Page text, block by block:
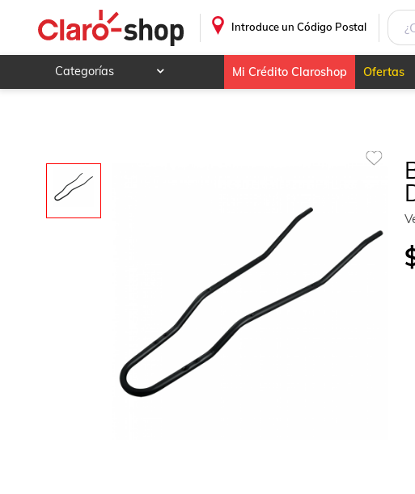
Introduce un Código Postal
Categorías
Hogar y jardín
Deportes y ocio
Salud, belleza y cuidado personal
Libros, revistas y comics
Películas, series de tv y música
Mi Crédito Claroshop Ofertas
Bastidor Para Cerretilla Maxtool De 4.5, 5 y 6 ft